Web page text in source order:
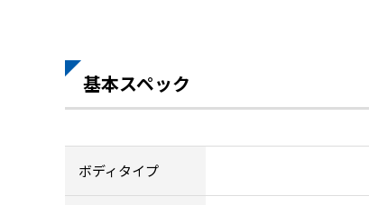
基本スペック
ボディタイプ